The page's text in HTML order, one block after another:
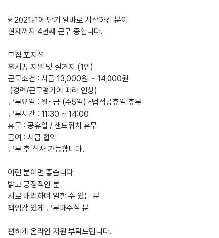
※ 2021년에 단기 알바로 시작하신 분이
현재까지 4년째 근무 중입니다.
모집 포지션
홀서빙 지원 및 설거지 (1인)
근무조건 : 시급 13,000원 ~ 14,000원
근무요일 : 월~금 (주5일) *법적공휴일 휴무
근무시간 : 11:30 ~ 14:00
휴무 : 공휴일 / 샌드위치 휴무
급여 : 시급 협의
근무 후 식사 가능합니다.
이런 분이면 좋습니다
밝고 긍정적인 분
서로 배려하며 일할 수 있는 분
책임감 있게 근무해주실 분
편하게 온라인 지원 부탁드립니다.